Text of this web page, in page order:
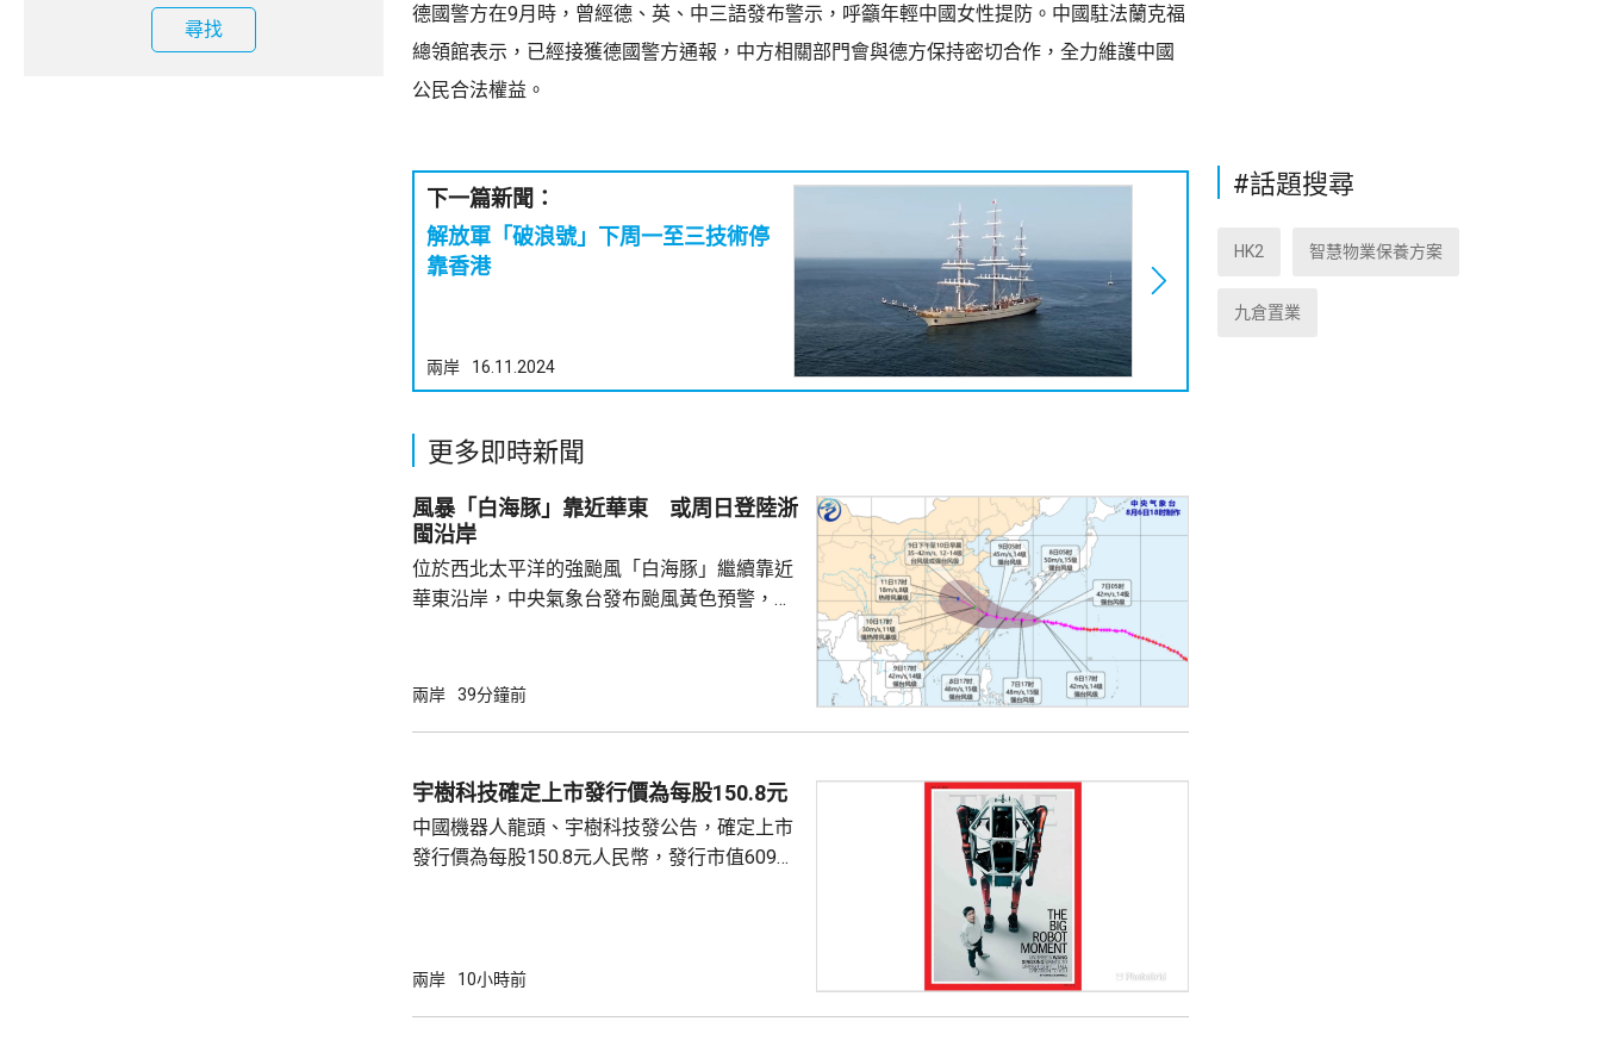
尋找
德國警方在9月時，曾經德、英、中三語發布警示，呼籲年輕中國女性提防。中國駐法蘭克福
總領館表示，已經接獲德國警方通報，中方相關部門會與德方保持密切合作，全力維護中國
公民合法權益。
下一篇新聞：
解放軍「破浪號」下周一至三技術停
靠香港
兩岸 16.11.2024
更多即時新聞
風暴「白海豚」靠近華東 或周日登陸浙
閩沿岸
位於西北太平洋的強颱風「白海豚」繼續靠近
華東沿岸，中央氣象台發布颱風黃色預警，指
日間穿過琉球群島後移入東海，其後移速減慢
度為颱風或強颱風級，登陸後向西偏北方向移
動，強度逐漸減弱。專家表示，「白海豚」後
續帶來的降雨較強，風雨影響範圍較大，...
兩岸 39分鐘前
宇樹科技確定上市發行價為每股150.8元
中國機器人龍頭、宇樹科技發公告，確定上市
發行價為每股150.8元人民幣，發行市值609億
開發行新股4040多萬股，擬發行數量佔發行後
兩岸 10小時前
#話題搜尋
HK2 智慧物業保養方案
九倉置業